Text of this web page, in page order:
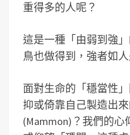
重得多的人呢？
這是一種「由弱到強
鳥也做得到，強者如
面對生命的「穩當性
抑或倚靠自己製造出來
(Mammon)？我們的